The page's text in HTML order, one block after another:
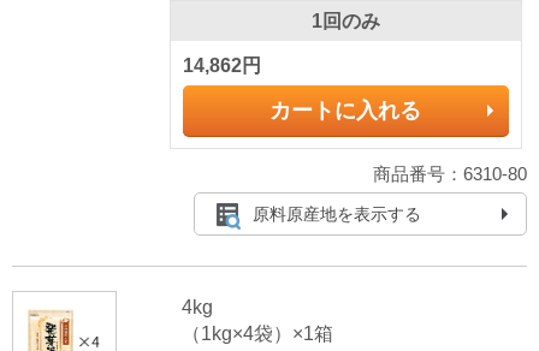
1回のみ
14,862円
カートに入れる
商品番号：6310-80
原料原産地を表示する
4kg
（1kg×4袋）×1箱